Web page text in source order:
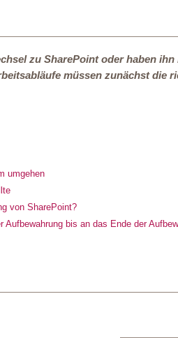
zu SharePoint oder haben
müssen zunächst die
umgehen
von SharePoint?
bis an das Ende der